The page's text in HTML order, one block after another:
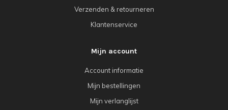
Verzenden & retourneren
Klantenservice
Mijn account
Account informatie
Mijn bestellingen
Mijn verlanglijst